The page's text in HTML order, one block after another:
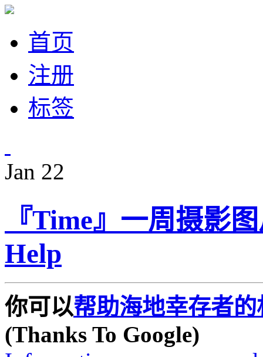
首页
注册
标签
Jan 22
『Time』一周摄影
Help
你可以帮助海地幸存者
(Thanks To Google)